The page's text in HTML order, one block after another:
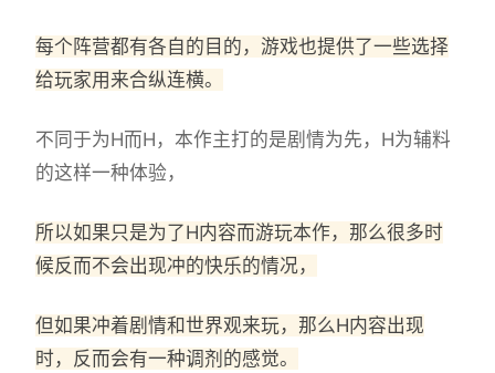
每个阵营都有各自的目的，游戏也提供了一些选择
给玩家用来合纵连横。
不同于为H而H，本作主打的是剧情为先，H为辅料
的这样一种体验，
所以如果只是为了H内容而游玩本作，那么很多时
候反而不会出现冲的快乐的情况，
但如果冲着剧情和世界观来玩，那么H内容出现
时，反而会有一种调剂的感觉。